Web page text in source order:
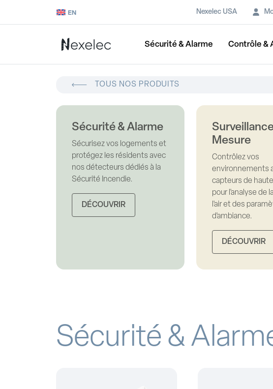
EN Nexelec USA
Sécurité & Alarme Contrôle &
TOUS NOS PRODUITS
Sécurité & Alarme
Sécurisez vos logements et
protégez les résidents avec
nos détecteurs dédiés à la
Sécurité Incendie.
DÉCOUVRIR
Mesure
Contrôlez vos
environnements
capteurs de
pour l'analyse de
l'air et des
d'ambiance.
DÉCOUVRIR
Sécurité &